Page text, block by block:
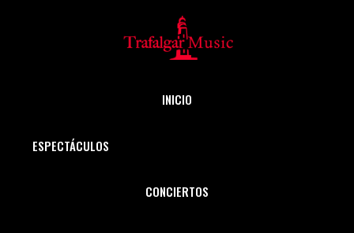
INICIO
ESPECTÁCULOS
CONCIERTOS